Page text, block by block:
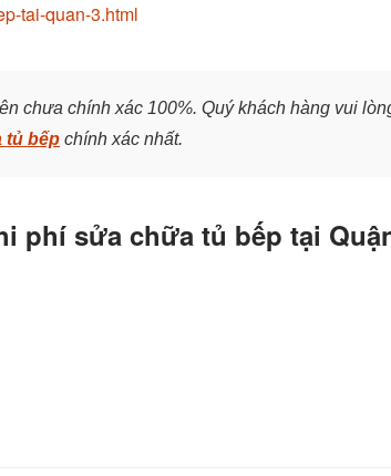
tai-quan-3.html
chưa chính xác 100%. Quý khách hàng vui
tủ bếp chính xác nhất.
phí sửa chữa tủ bếp tại